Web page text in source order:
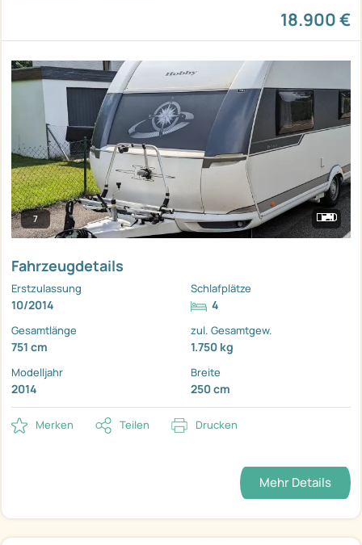
18.900 €
7
Fahrzeugdetails
Erstzulassung
10/2014
Schlafplätze
4
Gesamtlänge
751 cm
zul. Gesamtgew.
1.750 kg
Modelljahr
2014
Breite
250 cm
Merken Teilen Drucken
Mehr Details